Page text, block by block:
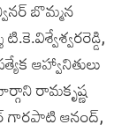
బొమ్మన
ఆహ్వానితులు
రామకృష్ణ
గారపాటి ఆనంద్,